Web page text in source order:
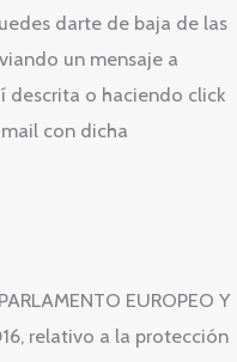
darte de baja de las
un mensaje a
descrita o haciendo click
con dicha
EUROPEO Y
relativo a la protección